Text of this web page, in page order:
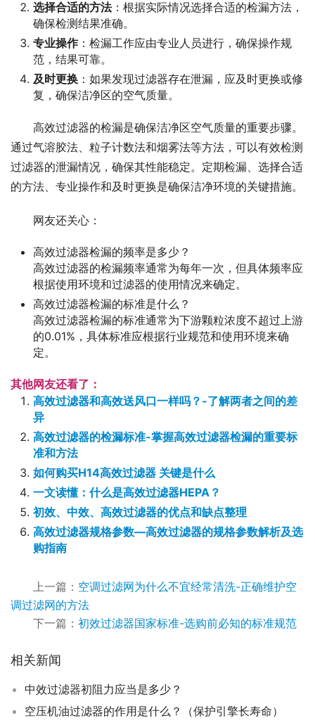
选择合适的方法：根据实际情况选择合适的检漏方法，
确保检测结果准确。
专业操作：检漏工作应由专业人员进行，确保操作规
范，结果可靠。
及时更换 ：如果发现过滤器存在泄漏，应及时更换或修
复，确保洁净区的空气质量。
高效过滤器的检漏是确保洁净区空气质量的重要步骤。
通过气溶胶法、粒子计数法和烟雾法等方法，可以有效检测
过滤器的泄漏情况，确保其性能稳定。定期检漏、选择合适
的方法、专业操作和及时更换是确保洁净环境的关键措施。
网友还关心：
高效过滤器检漏的频率是多少？
高效过滤器的检漏频率通常为每年一次，但具体频率应
根据使用环境和过滤器的使用情况来确定。
高效过滤器检漏的标准是什么？
高效过滤器检漏的标准通常为下游颗粒浓度不超过上游
的0.01%，具体标准应根据行业规范和使用环境来确
定。
其他网友还看了：
高效过滤器和高效送风口一样吗？-了解两者之间的差
异
高效过滤器的检漏标准-掌握高效过滤器检漏的重要标
准和方法
如何购买H14高效过滤器 关键是什么
一文读懂：什么是高效过滤器HEPA？
初效、中效、高效过滤器的优点和缺点整理
高效过滤器规格参数—高效过滤器的规格参数解析及选
购指南
上一篇： 空调过滤网为什么不宜经常清洗-正确维护空
调过滤网的方法
下一篇： 初效过滤器国家标准-选购前必知的标准规范
相关新闻
中效过滤器初阻力应当是多少？
空压机油过滤器的作用是什么？（保护引擎长寿命）